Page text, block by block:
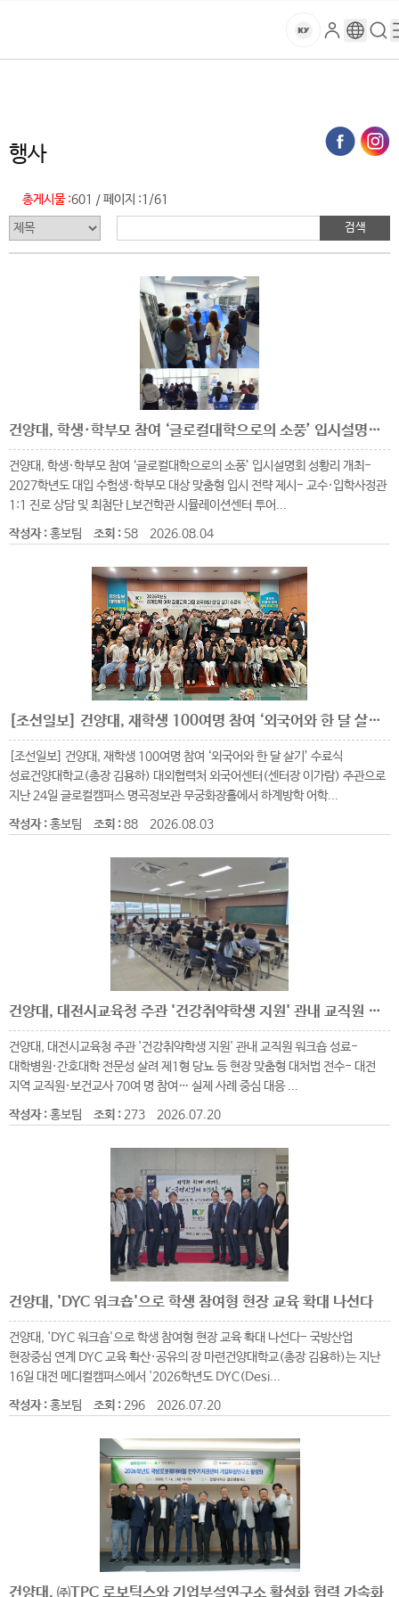
건
대
학
교
마
로
그
구
글
검
색
메
로
행사
총게시물 :601 /페이지 :1/61
건양대, 학생·학부모 참여 ‘글로컬대학으로의 소풍’ 입시설명회 성황리 개최
건양대, 학생·학부모 참여 ‘글로컬대학으로의 소풍’ 입시설명회 성황리 개최-
2027학년도 대입 수험생·학부모 대상 맞춤형 입시 전략 제시- 교수·입학사정관
1:1 진로 상담 및 최첨단 L보건학관 시뮬레이션센터 투어...
작성자 :홍보팀 조회 :58 2026.08.04
[조선일보] 건양대, 재학생 100여명 참여 ‘외국어와 한 달 살기’ 수료식 성료
[조선일보] 건양대, 재학생 100여명 참여 ‘외국어와 한 달 살기’ 수료식
성료건양대학교(총장 김용하) 대외협력처 외국어센터(센터장 이가람) 주관으로
지난 24일 글로컬캠퍼스 명곡정보관 무궁화장홀에서 하계방학 어학...
작성자 :홍보팀 조회 :88 2026.08.03
건양대, 대전시교육청 주관 '건강취약학생 지원' 관내 교직원 워크숍 성료
건양대, 대전시교육청 주관 '건강취약학생 지원' 관내 교직원 워크숍 성료-
대학병원·간호대학 전문성 살려 제1형 당뇨 등 현장 맞춤형 대처법 전수- 대전
지역 교직원·보건교사 70여 명 참여… 실제 사례 중심 대응 ...
작성자 :홍보팀 조회 :273 2026.07.20
건양대, 'DYC 워크숍'으로 학생 참여형 현장 교육 확대 나선다
건양대, 'DYC 워크숍'으로 학생 참여형 현장 교육 확대 나선다- 국방산업
현장중심 연계 DYC 교육 확산·공유의 장 마련건양대학교(총장 김용하)는 지난
16일 대전 메디컬캠퍼스에서 '2026학년도 DYC(Desi...
작성자 :홍보팀 조회 :296 2026.07.20
건양대, ㈜TPC 로보틱스와 기업부설연구소 활성화 협력 가속화